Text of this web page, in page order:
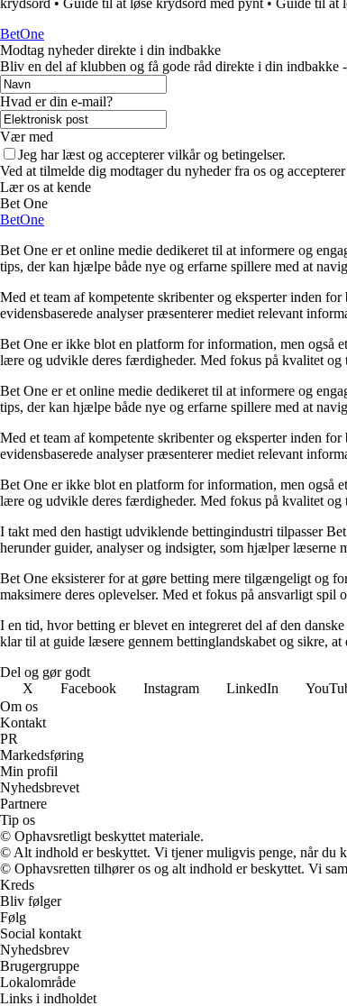
krydsord • Guide til at løse krydsord med pynt • Guide til at
BetOne
Modtag nyheder direkte i din indbakke
Bliv en del af klubben og få gode råd direkte i din indbakke
Hvad er din e-mail?
Vær med
Jeg har læst og accepterer vilkår og betingelser.
Ved at tilmelde dig modtager du nyheder fra os og
Lær os at kende
Bet One
BetOne
Bet One er et online medie dedikeret til at informere og
tips, der kan hjælpe både nye og erfarne spillere med at
Med et team af kompetente skribenter og eksperter inden
evidensbaserede analyser præsenterer mediet relevant
Bet One er ikke blot en platform for information, men også
lære og udvikle deres færdigheder. Med fokus på kvalitet og
Bet One er et online medie dedikeret til at informere og
tips, der kan hjælpe både nye og erfarne spillere med at
Med et team af kompetente skribenter og eksperter inden
evidensbaserede analyser præsenterer mediet relevant
Bet One er ikke blot en platform for information, men også
lære og udvikle deres færdigheder. Med fokus på kvalitet og
I takt med den hastigt udviklende bettingindustri tilpasser
herunder guider, analyser og indsigter, som hjælper læserne
Bet One eksisterer for at gøre betting mere tilgængeligt og
maksimere deres oplevelser. Med et fokus på ansvarligt
I en tid, hvor betting er blevet en integreret del af den
klar til at guide læsere gennem bettinglandskabet og sikre, at
Del og gør godt
X
Facebook Instagram LinkedIn
Om os
Kontakt
PR
Markedsføring
Min profil
Nyhedsbrevet
Partnere
Tip os
© Ophavsretligt beskyttet materiale.
© Alt indhold er beskyttet. Vi tjener muligvis penge, når du
© Ophavsretten tilhører os og alt indhold er beskyttet. Vi
Kreds
Bliv følger
Følg
Social kontakt
Nyhedsbrev
Brugergruppe
Lokalområde
Links i indholdet